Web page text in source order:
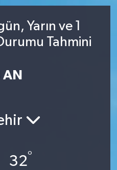
Yarın ve 1
Tahmini
AN
32°